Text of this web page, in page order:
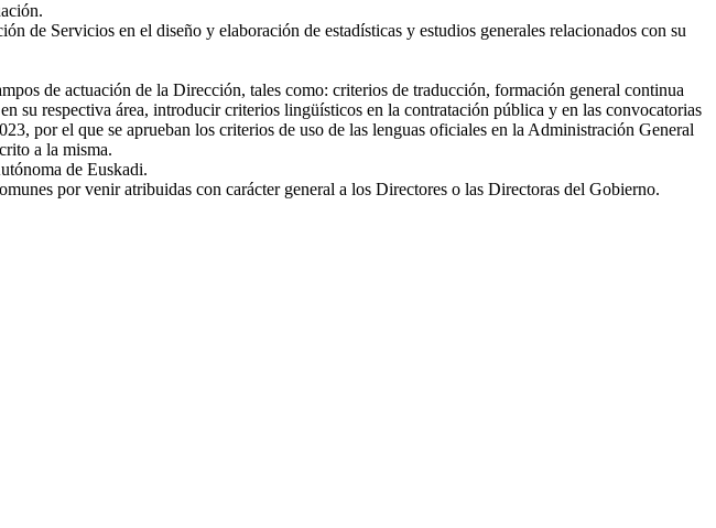
de Servicios en el diseño y elaboración de estadísticas y estudios generales relacionados con su
de actuación de la Dirección, tales como: criterios de traducción, formación general continua
su respectiva área, introducir criterios lingüísticos en la contratación pública y en las convocatorias
por el que se aprueban los criterios de uso de las lenguas oficiales en la Administración General
a la misma.
de Euskadi.
por venir atribuidas con carácter general a los Directores o las Directoras del Gobierno.